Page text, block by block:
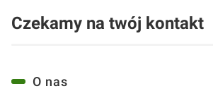
Czekamy na twój kontakt
Linki w stopce
O nas